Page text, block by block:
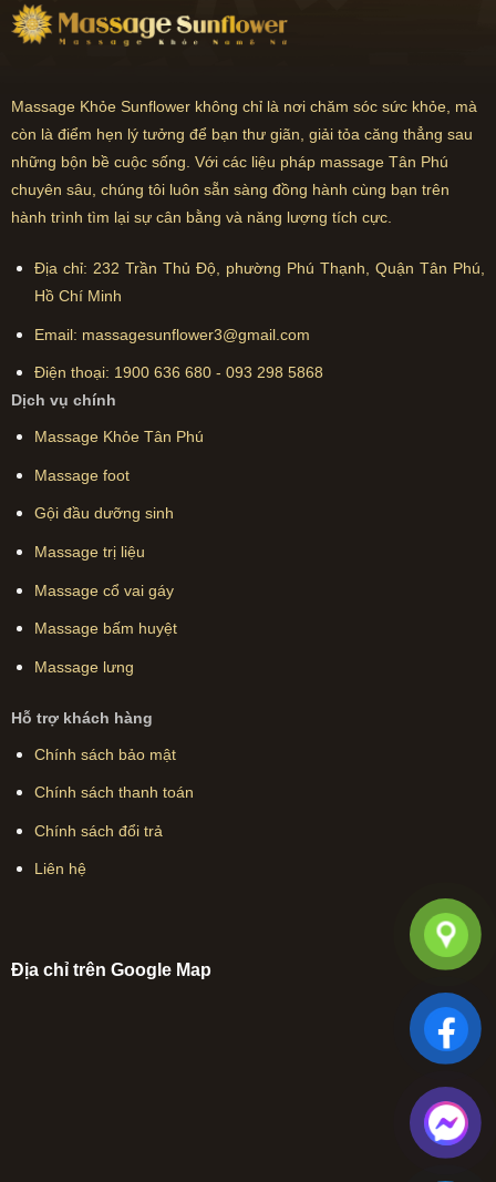
Massage Khỏe Sunflower không chỉ là nơi chăm sóc sức khỏe, mà
còn là điểm hẹn lý tưởng để bạn thư giãn, giải tỏa căng thẳng sau
những bộn bề cuộc sống. Với các liệu pháp massage Tân Phú
chuyên sâu, chúng tôi luôn sẵn sàng đồng hành cùng bạn trên
hành trình tìm lại sự cân bằng và năng lượng tích cực.
Địa chỉ: 232 Trần Thủ Độ, phường Phú Thạnh, Quận Tân Phú,
Hồ Chí Minh
Email: massagesunflower3@gmail.com
Điện thoại: 1900 636 680- 093 298 5868
Dịch vụ chính
Massage Khỏe Tân Phú
Massage foot
Gội đầu dưỡng sinh
Massage trị liệu
Massage cổ vai gáy
Massage bấm huyệt
Massage lưng
Hỗ trợ khách hàng
Chính sách bảo mật
Chính sách thanh toán
Chính sách đổi trả
Liên hệ
Địa chỉ trên Google Map